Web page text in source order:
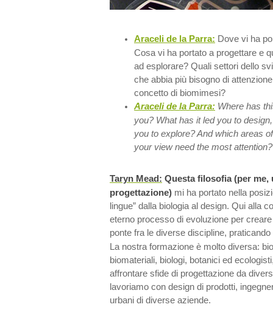
Araceli de la Parra: Dove vi ha
Cosa vi ha portato a progettare e
ad esplorare? Quali settori dello
che abbia più bisogno di
concetto di biomimesi?
Araceli de la Parra: Where has
you? What has it led you to
you to explore? And which areas
your view need the most attention?
Taryn Mead: Questa filosofia (per me,
progettazione) mi ha portato nella
lingue” dalla biologia al design. Qui alla
eterno processo di evoluzione per
ponte fra le diverse discipline,
La nostra formazione è molto diversa:
biomateriali, biologi, botanici ed
affrontare sfide di progettazione da
lavoriamo con design di prodotti,
urbani di diverse aziende.